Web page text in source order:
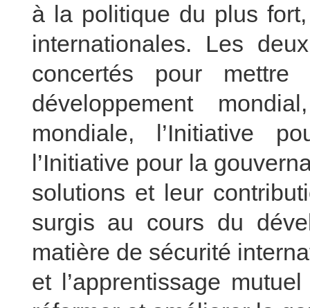
à la politique du plus
internationales. Les
concertés pour
développement
mondiale, l’Initiative
l’Initiative pour la
solutions et leur
surgis au cours du
matière de sécurité
et l’apprentissage